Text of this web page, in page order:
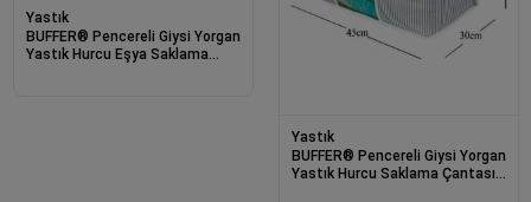
Yastık
BUFFER® Pencereli Giysi Yorgan
Yastık Hurcu Eşya Saklama
Yastık
BUFFER® Pencereli Giysi Yorgan
Yastık Hurcu Saklama Çantası